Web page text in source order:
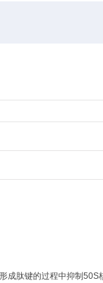
成肽键的过程中抑制